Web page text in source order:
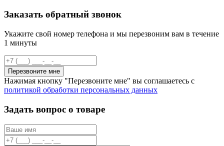
Заказать обратный звонок
Укажите свой номер телефона и мы перезвоним вам в течение
1 минуты
Перезвоните мне
Нажимая кнопку "Перезвоните мне" вы соглашаетесь с
политикой обработки персональных данных
Задать вопрос о товаре